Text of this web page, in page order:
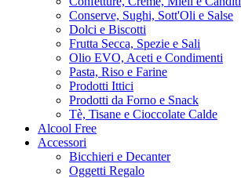
Conserve, Sughi, Sott'Oli e Salse
Dolci e Biscotti
Frutta Secca, Spezie e Sali
Olio EVO, Aceti e Condimenti
Pasta, Riso e Farine
Prodotti Ittici
Prodotti da Forno e Snack
Tè, Tisane e Cioccolate Calde
Alcool Free
Accessori
Bicchieri e Decanter
Oggetti Regalo